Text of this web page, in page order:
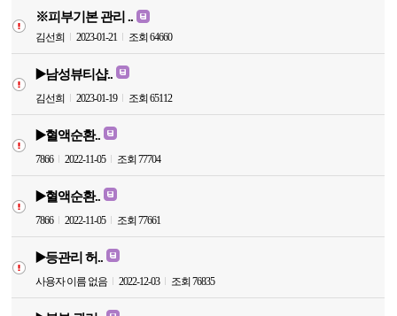
※피부기본 관리 ..
김선희 2023-01-21 조회 64660
▶️남성뷰티샵..
김선희 2023-01-19 조회 65112
▶️혈액순환..
7866 2022-11-05 조회 77704
▶️혈액순환..
7866 2022-11-05 조회 77661
▶️등관리 허..
사용자 이름 없음 2022-12-03 조회 76835